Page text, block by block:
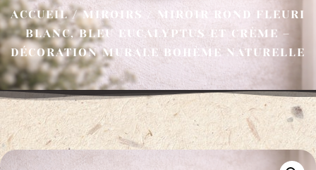
ACCUEIL/MIROIRS / MIROIR ROND FLEURI
BLANC, BLEU EUCALYPTUS ET CRÈME –
DÉCORATION MURALE BOHÈME NATURELLE